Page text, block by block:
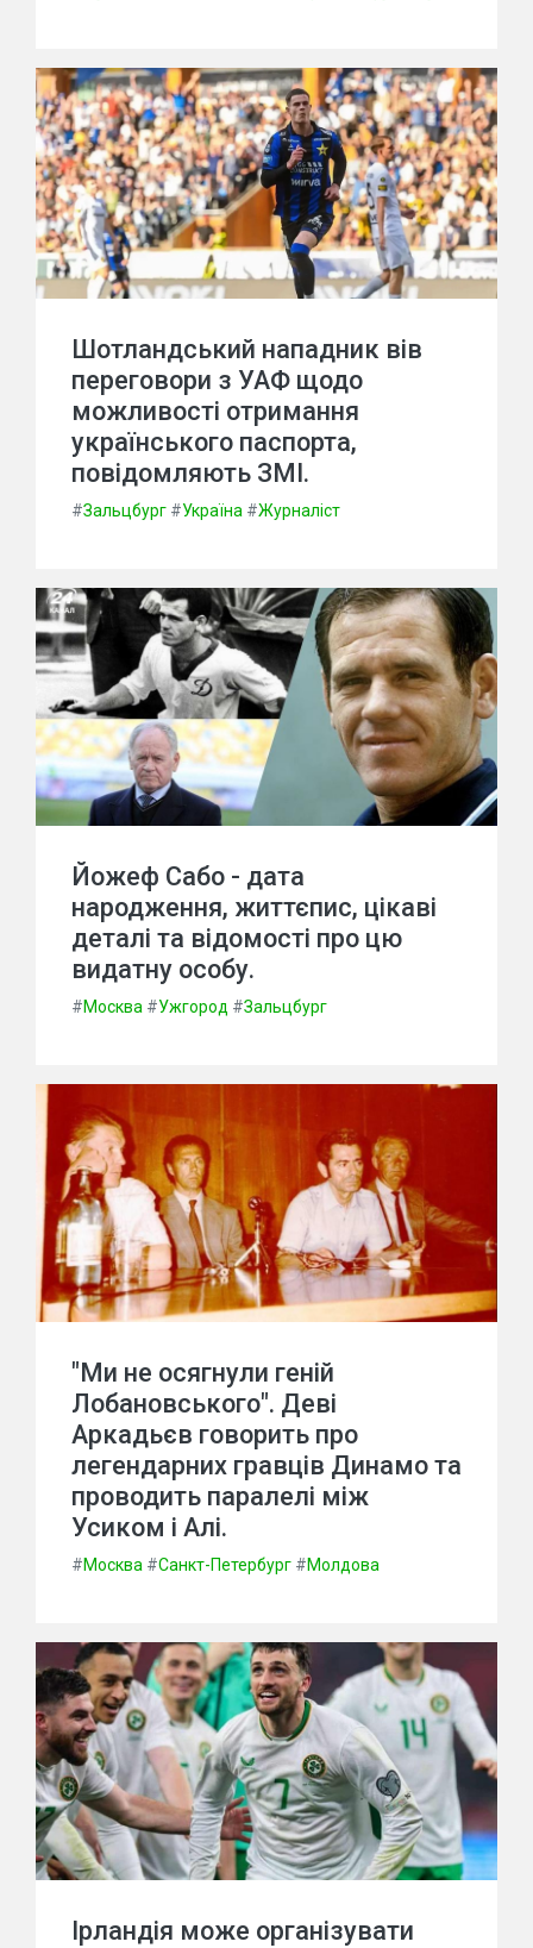
Шотландський нападник вів
переговори з УАФ щодо
можливості отримання
українського паспорта,
повідомляють ЗМІ.
#Зальцбург #Україна #Журналіст
Йожеф Сабо - дата
народження, життєпис, цікаві
деталі та відомості про цю
видатну особу.
#Москва #Ужгород #Зальцбург
"Ми не осягнули геній
Лобановського". Деві
Аркадьєв говорить про
легендарних гравців Динамо та
проводить паралелі між
Усиком і Алі.
#Москва #Санкт-Петербург #Молдова
Ірландія може організувати